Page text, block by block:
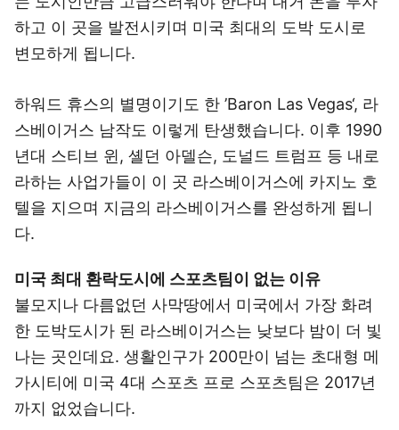
하고 이 곳을 발전시키며 미국 최대의 도박 도시로
변모하게 됩니다.
하워드 휴스의 별명이기도 한 ’Baron Las Vegas‘, 라
스베이거스 남작도 이렇게 탄생했습니다. 이후 1990
년대 스티브 윈, 셸던 아델슨, 도널드 트럼프 등 내로
라하는 사업가들이 이 곳 라스베이거스에 카지노 호
텔을 지으며 지금의 라스베이거스를 완성하게 됩니
다.
미국 최대 환락도시에 스포츠팀이 없는 이유
불모지나 다름없던 사막땅에서 미국에서 가장 화려
한 도박도시가 된 라스베이거스는 낮보다 밤이 더 빛
나는 곳인데요. 생활인구가 200만이 넘는 초대형 메
가시티에 미국 4대 스포츠 프로 스포츠팀은 2017년
까지 없었습니다.